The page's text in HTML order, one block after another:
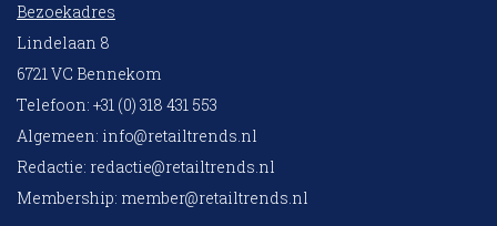
Bezoekadres
Lindelaan 8
6721 VC Bennekom
Telefoon: +31 (0) 318 431 553
Algemeen: info@retailtrends.nl
Redactie: redactie@retailtrends.nl
Membership: member@retailtrends.nl